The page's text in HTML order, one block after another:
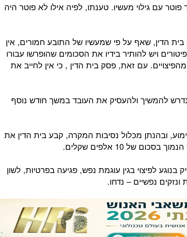
פוטר עם גילוי מעשיו. טענתו, לפיה אילו לא פוטר היה
בית הדין, שאף על פי שמעשיו של התובע חמורים, אין
ויש להותיר בידיו את הסכומים שהופרשו עבורו
לקופת הפנסיה, בהיקף של כ-72% מהפיצויים. עם זאת, פסק בית הדין , כי אין לחייב את
נדרש להמשיך ולהעסיק את העובד במשך חודש נוסף
ובהנתן מכלול נסיבות המקרה, קבע בית הדין את
של 10 אלפים שקלים.
לפיצוי בגין עוגמת נפש, פגיעה בפרטיות, לשון
ונזקים נפשיים – נדחו.